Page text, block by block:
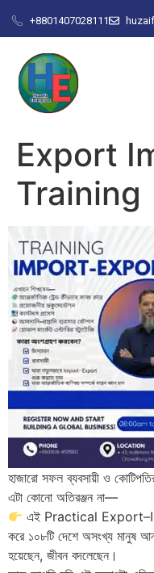
+8801407028111
Export
Training
হাজারো সফল ব্যবসায়ী ও
এটা কোনো অতিরঞ্জন না—
এই Practical
করে ১০৮টি দেশে অসংখ্য মানুষ
হয়েছেন, জীবন বদলেছেন।